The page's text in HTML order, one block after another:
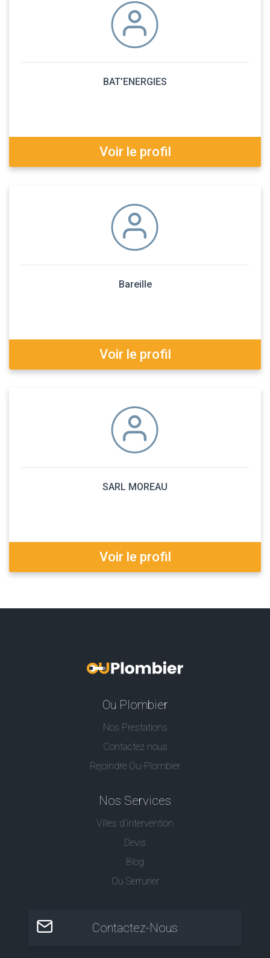
BAT’ENERGIES
Voir le profil
Bareille
Voir le profil
SARL MOREAU
Voir le profil
Ou Plombier
Nos Prestations
Contactez nous
Rejoindre Ou-Plombier
Nos Services
Villes d'intervention
Devis
Blog
Ou Serrurier
Contactez-Nous